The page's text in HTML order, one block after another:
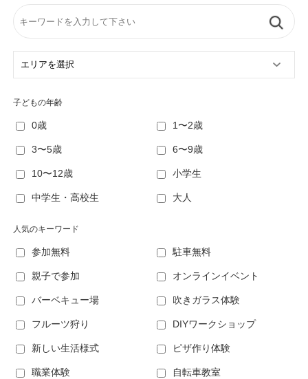
子どもの年齢
0歳 1〜2歳
3〜5歳 6〜9歳
10〜12歳 小学生
中学生・高校生 大人
人気のキーワード
参加無料 駐車無料
親子で参加 オンラインイベント
バーベキュー場 吹きガラス体験
フルーツ狩り DIYワークショップ
新しい生活様式 ピザ作り体験
職業体験 自転車教室